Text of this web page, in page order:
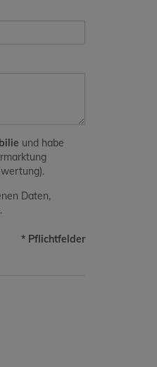
und habe
Daten,
.
* Pflichtfelder